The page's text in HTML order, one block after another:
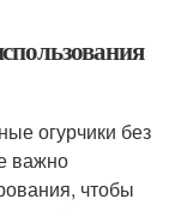
огурчики без
важно
чтобы